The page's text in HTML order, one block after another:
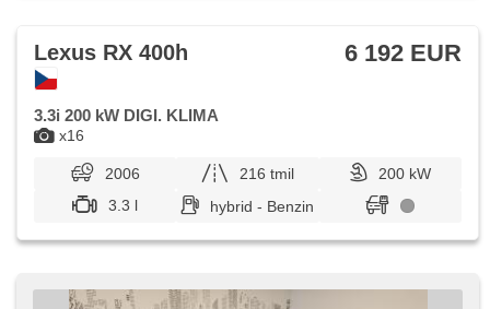
denní svícení, Antrieb 4x4, Automatikgetriebe
x16
Lexus RX 400h 6 192 EUR
3.3i 200 kW DIGI. KLIMA
2006 216 tmil
200 kW
3.3 l
hybrid - Benzin